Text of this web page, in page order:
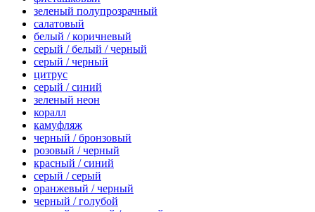
зеленый полупрозрачный
салатовый
белый / коричневый
серый / белый / черный
серый / черный
цитрус
серый / синий
зеленый неон
коралл
камуфляж
черный / бронзовый
розовый / черный
красный / синий
серый / серый
оранжевый / черный
черный / голубой